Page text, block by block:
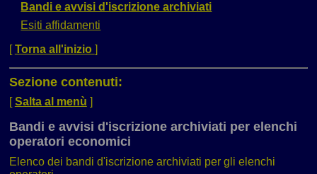
Bandi e avvisi d'iscrizione archiviati
Esiti affidamenti
[Torna all'inizio ]
Sezione contenuti:
[Salta al menù ]
Bandi e avvisi d'iscrizione archiviati per elenchi
operatori economici
Elenco dei bandi d'iscrizione archiviati per gli elenchi